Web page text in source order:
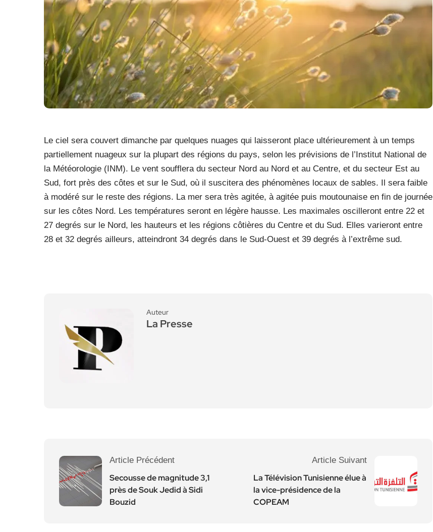
Le ciel sera couvert dimanche par quelques nuages qui laisseront place ultérieurement à un temps
partiellement nuageux sur la plupart des régions du pays, selon les prévisions de l’Institut National de
la Météorologie (INM). Le vent soufflera du secteur Nord au Nord et au Centre, et du secteur Est au
Sud, fort près des côtes et sur le Sud, où il suscitera des phénomènes locaux de sables. Il sera faible
à modéré sur le reste des régions. La mer sera très agitée, à agitée puis moutounaise en fin de journée
sur les côtes Nord. Les températures seront en légère hausse. Les maximales oscilleront entre 22 et
27 degrés sur le Nord, les hauteurs et les régions côtières du Centre et du Sud. Elles varieront entre
28 et 32 degrés ailleurs, atteindront 34 degrés dans le Sud-Ouest et 39 degrés à l’extrême sud.
Auteur
La Presse
Article Précédent
Secousse de magnitude 3,1
près de Souk Jedid à Sidi
Bouzid
Article Suivant
La Télévision Tunisienne élue à
la vice-présidence de la
COPEAM